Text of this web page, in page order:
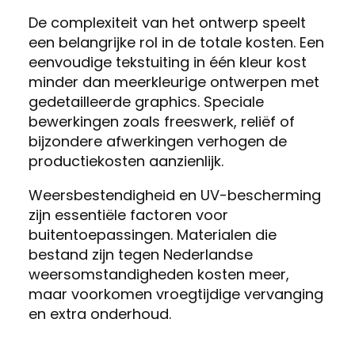
De complexiteit van het ontwerp speelt
een belangrijke rol in de totale kosten. Een
eenvoudige tekstuiting in één kleur kost
minder dan meerkleurige ontwerpen met
gedetailleerde graphics. Speciale
bewerkingen zoals freeswerk, reliëf of
bijzondere afwerkingen verhogen de
productiekosten aanzienlijk.
Weersbestendigheid en UV-bescherming
zijn essentiële factoren voor
buitentoepassingen. Materialen die
bestand zijn tegen Nederlandse
weersomstandigheden kosten meer,
maar voorkomen vroegtijdige vervanging
en extra onderhoud.